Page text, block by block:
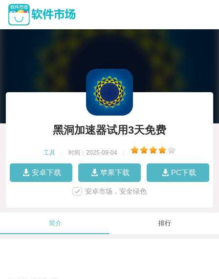
黑洞加速器试用3天免费
工具 时间：2025-09-04
安卓下载 苹果下载 PC下载
安卓市场，安全绿色
简介 排行